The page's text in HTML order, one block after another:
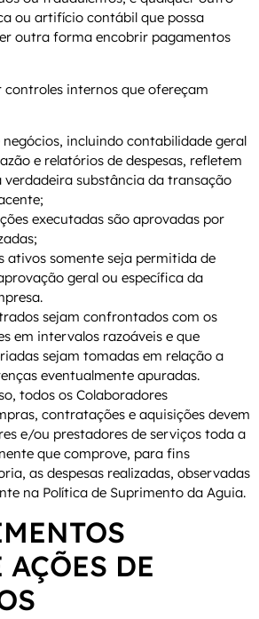
ou artifício contábil que possa
outra forma encobrir pagamentos
controles internos que ofereçam
negócios, incluindo contabilidade geral
e relatórios de despesas, refletem
verdadeira substância da transação
executadas são aprovadas por
ativos somente seja permitida de
geral ou específica da
sejam confrontados com os
em intervalos razoáveis e que
sejam tomadas em relação a
eventualmente apuradas.
todos os Colaboradores
contratações e aquisições devem
e/ou prestadores de serviços toda a
que comprove, para fins
as despesas realizadas, observadas
na Política de Suprimento da Aguia.
AÇÕES DE